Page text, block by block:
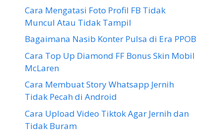
Cara Mengatasi Foto Profil FB Tidak
Muncul Atau Tidak Tampil
Bagaimana Nasib Konter Pulsa di Era PPOB
Cara Top Up Diamond FF Bonus Skin Mobil
McLaren
Cara Membuat Story Whatsapp Jernih
Tidak Pecah di Android
Cara Upload Video Tiktok Agar Jernih dan
Tidak Buram